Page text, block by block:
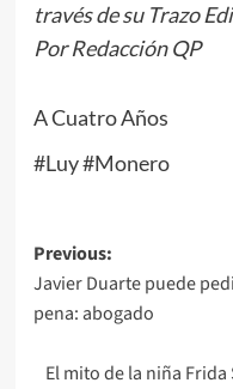
través de su Trazo
Por Redacción QP
A Cuatro Años
#Luy #Monero
Post
navigation
Previous:
Javier Duarte puede
pena: abogado
El mito de la niña